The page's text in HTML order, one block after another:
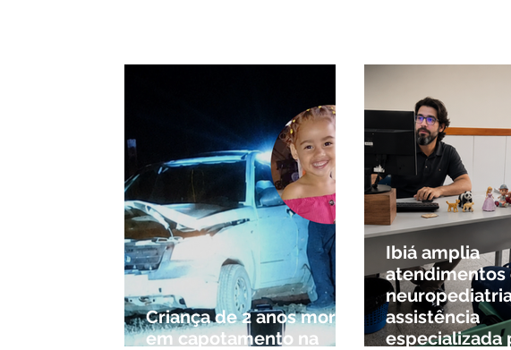
Criança de 2 anos morre
em capotamento na
Ibiá amplia
atendimentos
neuropediatria
assistência
especializada